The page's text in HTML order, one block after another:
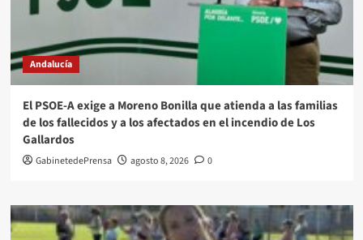
Andalucía
El PSOE-A exige a Moreno Bonilla que atienda a las familias
de los fallecidos y a los afectados en el incendio de Los
Gallardos
GabinetedePrensa agosto 8, 2026 0